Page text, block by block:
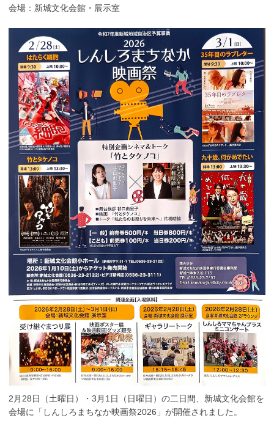
会場：新城文化会館・展示室
2月28日（土曜日）・3月1日（日曜日）の二日間、新城文化会館を
会場に「しんしろまちなか映画祭2026」が開催されました。